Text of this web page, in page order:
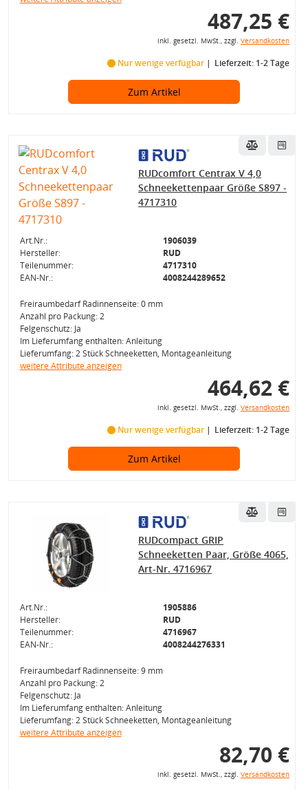
487,25 €
inkl. gesetzl. MwSt., zzgl. Versandkosten
Nur wenige verfügbar Lieferzeit: 1-2 Tage
Zum Artikel
RUDcomfort Centrax V 4,0
Schneekettenpaar Größe S897 -
4717310
Art.Nr.:
1906039
Hersteller:
RUD
Teilenummer:
4717310
EAN-Nr.:
4008244289652
Freiraumbedarf Radinnenseite: 0 mm
Anzahl pro Packung: 2
Felgenschutz: Ja
Im Lieferumfang enthalten: Anleitung
Lieferumfang: 2 Stück Schneeketten, Montageanleitung
weitere Attribute anzeigen
464,62 €
inkl. gesetzl. MwSt., zzgl. Versandkosten
Nur wenige verfügbar Lieferzeit: 1-2 Tage
Zum Artikel
RUDcompact GRIP
Schneeketten Paar, Größe 4065,
Art-Nr. 4716967
Art.Nr.:
1905886
Hersteller:
RUD
Teilenummer:
4716967
EAN-Nr.:
4008244276331
Freiraumbedarf Radinnenseite: 9 mm
Anzahl pro Packung: 2
Felgenschutz: Ja
Im Lieferumfang enthalten: Anleitung
Lieferumfang: 2 Stück Schneeketten, Montageanleitung
weitere Attribute anzeigen
82,70 €
inkl. gesetzl. MwSt., zzgl. Versandkosten